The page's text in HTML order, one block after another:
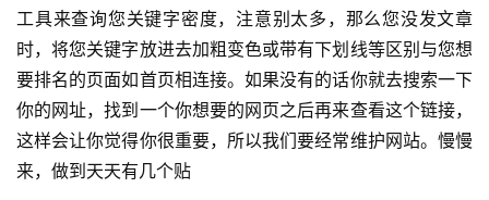
工具来查询您关键字密度，注意别太多，那么您没发文章
时，将您关键字放进去加粗变色或带有下划线等区别与您想
要排名的页面如首页相连接。如果没有的话你就去搜索一下
你的网址，找到一个你想要的网页之后再来查看这个链接，
这样会让你觉得你很重要，所以我们要经常维护网站。 慢慢
来，做到天天有几个贴